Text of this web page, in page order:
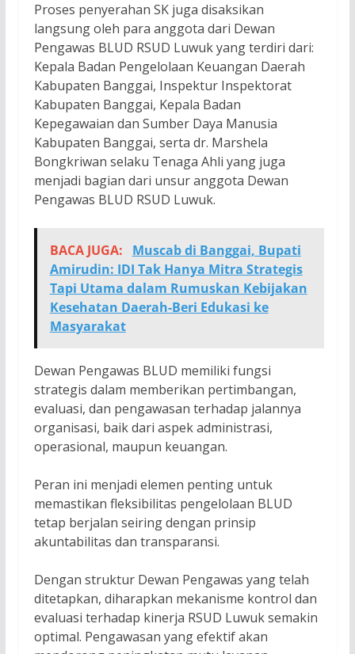
Proses penyerahan SK juga disaksikan
langsung oleh para anggota dari Dewan
Pengawas BLUD RSUD Luwuk yang terdiri dari:
Kepala Badan Pengelolaan Keuangan Daerah
Kabupaten Banggai, Inspektur Inspektorat
Kabupaten Banggai, Kepala Badan
Kepegawaian dan Sumber Daya Manusia
Kabupaten Banggai, serta dr. Marshela
Bongkriwan selaku Tenaga Ahli yang juga
menjadi bagian dari unsur anggota Dewan
Pengawas BLUD RSUD Luwuk.
BACA JUGA:
Muscab di Banggai, Bupati
Amirudin: IDI Tak Hanya Mitra Strategis
Tapi Utama dalam Rumuskan Kebijakan
Kesehatan Daerah-Beri Edukasi ke
Masyarakat
Dewan Pengawas BLUD memiliki fungsi
strategis dalam memberikan pertimbangan,
evaluasi, dan pengawasan terhadap jalannya
organisasi, baik dari aspek administrasi,
operasional, maupun keuangan.
Peran ini menjadi elemen penting untuk
memastikan fleksibilitas pengelolaan BLUD
tetap berjalan seiring dengan prinsip
akuntabilitas dan transparansi.
Dengan struktur Dewan Pengawas yang telah
ditetapkan, diharapkan mekanisme kontrol dan
evaluasi terhadap kinerja RSUD Luwuk semakin
optimal. Pengawasan yang efektif akan